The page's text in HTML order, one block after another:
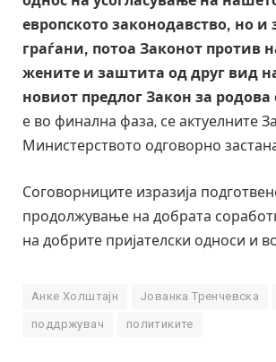
европското законодавство, но
граѓани, потоа Законот против
жените и заштита од друг вид
новиот предлог Закон за родова
е во финална фаза, се актуелните
Министерството одговорно
Соговорниците изразија
продолжување на добрата
на добрите пријателски односи и
Анке Холштајн Јованка Тренчевска
поддржувач политиките